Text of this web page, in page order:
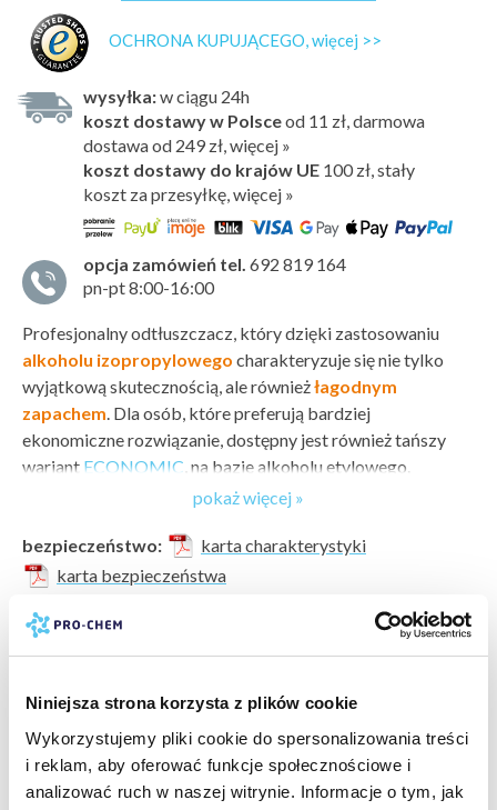
Niniejsza strona korzysta z plików cookie
Wykorzystujemy pliki cookie do spersonalizowania treści
i reklam, aby oferować funkcje społecznościowe i
analizować ruch w naszej witrynie. Informacje o tym, jak
OCHRONA KUPUJĄCEGO, więcej >>
wysyłka:w ciągu 24h
koszt dostawy w Polsceod 11 zł, darmowa
dostawa od 249 zł, więcej »
koszt dostawy do krajów UE 100 zł,stały
koszt za przesyłkę, więcej »
opcja zamówień tel. 692 819 164
pn-pt 8:00-16:00
Profesjonalny odtłuszczacz, który dzięki zastosowaniu
alkoholu izopropylowego charakteryzuje się nie tylko
wyjątkową skutecznością, ale równieżłagodnym
zapachem . Dla osób, które preferują bardziej
ekonomiczne rozwiązanie, dostępny jest również tańszy
wariant ECONOMIC , na bazie alkoholu etylowego.
Produkt jest przeznaczony dousuwania tłuszczu, oleju
i innych tłustych zabrudzeń
. Polecany jest do
odtłuszczania powierzchni, takich jak:
sprzęgła
bębny hamulcowe
skrzynie biegów
metalowe elementy silnika
Usuwa zapieczone i przywarte smary, pozostawiając czystą
pokaż więcej »
bezpieczeństwo:
karta charakterystyki
karta bezpieczeństwa
marka:PRO-CHEM
typ zabrudzenia: oleje i smary »,tłuszcze »
»
rodzaj czyszczenia:gruntowne bieżące odtłuszczanie
typ czyszczenia:specjalistyczne domowe
rodzaj obiektu do wyczyszczenia:
części samochodowe
pokaż więcej »